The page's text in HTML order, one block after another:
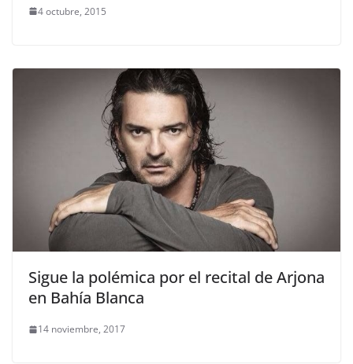
4 octubre, 2015
Sigue la polémica por el recital de Arjona
en Bahía Blanca
14 noviembre, 2017